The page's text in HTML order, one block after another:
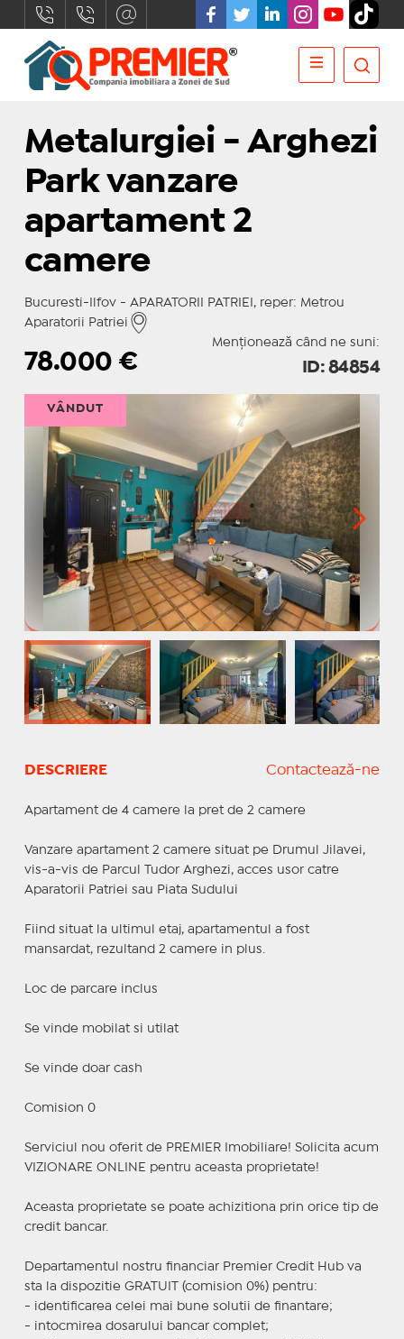
Metalurgiei - Arghezi
Park vanzare
apartament 2
camere
Bucuresti-Ilfov - APARATORII PATRIEI, reper: Metrou
Aparatorii Patriei
Menționează când ne suni:
78.000€ ID: 84854
VÂNDUT
DESCRIERE Contactează-ne
Apartament de 4 camere la pret de 2 camere
Vanzare apartament 2 camere situat pe Drumul Jilavei,
vis-a-vis de Parcul Tudor Arghezi, acces usor catre
Aparatorii Patriei sau Piata Sudului
Fiind situat la ultimul etaj, apartamentul a fost
mansardat, rezultand 2 camere in plus.
Loc de parcare inclus
Se vinde mobilat si utilat
Se vinde doar cash
Comision 0
Serviciul nou oferit de PREMIER Imobiliare! Solicita acum
VIZIONARE ONLINE pentru aceasta proprietate!
Aceasta proprietate se poate achizitiona prin orice tip de
credit bancar.
Departamentul nostru financiar Premier Credit Hub va
sta la dispozitie GRATUIT (comision 0%) pentru:
- identificarea celei mai bune solutii de finantare;
- intocmirea dosarului bancar complet;